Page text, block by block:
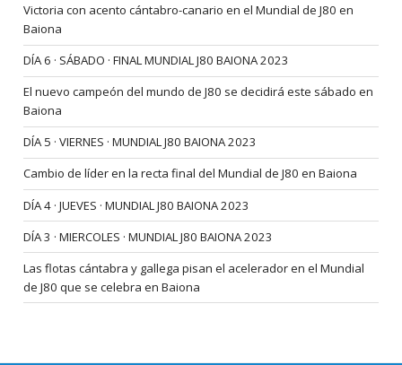
Victoria con acento cántabro-canario en el Mundial de J80 en
Baiona
DÍA 6 · SÁBADO · FINAL MUNDIAL J80 BAIONA 2023
El nuevo campeón del mundo de J80 se decidirá este sábado en
Baiona
DÍA 5 · VIERNES · MUNDIAL J80 BAIONA 2023
Cambio de líder en la recta final del Mundial de J80 en Baiona
DÍA 4 · JUEVES · MUNDIAL J80 BAIONA 2023
DÍA 3 · MIERCOLES · MUNDIAL J80 BAIONA 2023
Las flotas cántabra y gallega pisan el acelerador en el Mundial
de J80 que se celebra en Baiona